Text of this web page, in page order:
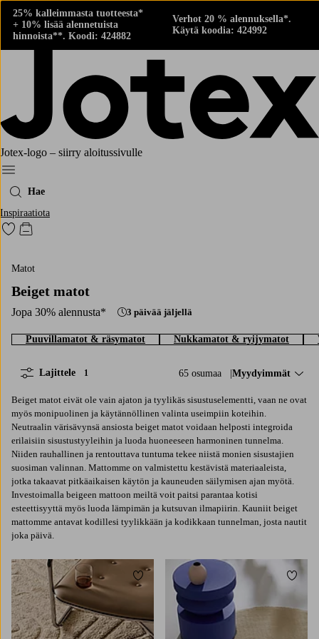
25% kalleimmasta tuotteesta*
+ 10% lisää alennetuista
hinnoista**. Koodi: 424882
Verhot 20 % alennuksella*.
Käytä koodia: 424992
Jotex-logo – siirry aloitussivulle
Menu
Hae
Inspiraatiota
Siirry merkittyihin suosikkituotteisiin
Siirry ostoskoriin
Matot
Beiget matot
Jopa 30% alennusta* 3 päivää jäljellä
Puuvillamatot & räsymatot Nukkamatot & ryijymatot
65 osumaa Lajittele:
Myydyimmät
Lajittele 1
Beiget matot eivät ole vain ajaton ja tyylikäs sisustuselementti, vaan ne ovat
myös monipuolinen ja käytännöllinen valinta useimpiin koteihin.
Neutraalin värisävynsä ansiosta beiget matot voidaan helposti integroida
erilaisiin sisustustyyleihin ja luoda huoneeseen harmoninen tunnelma.
Niiden rauhallinen ja rentouttava tuntuma tekee niistä monien sisustajien
suosiman valinnan. Mattomme on valmistettu kestävistä materiaaleista,
jotka takaavat pitkäaikaisen käytön ja kauneuden säilymisen ajan myötä.
Investoimalla beigeen mattoon meiltä voit paitsi parantaa kotisi
esteettisyyttä myös luoda lämpimän ja kutsuvan ilmapiirin. Kauniit beiget
mattomme antavat kodillesi tyylikkään ja kodikkaan tunnelman, josta nautit
joka päivä.
Lisää suosikkeihin Lisää
120200